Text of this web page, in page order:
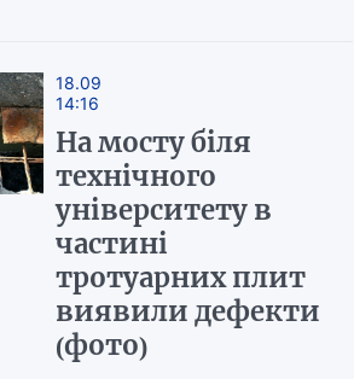
18.09
14:16
На мосту біля
технічного
університету в
частині
тротуарних плит
виявили дефекти
(фото)